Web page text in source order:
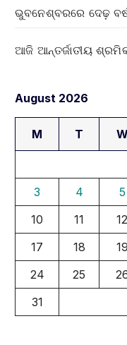
ଭୁବନେଶ୍ବରରେ ଦେଢ଼
ଆଜି ଆନ୍ତର୍ଜାତୀୟ
August 2026
M T W
3
4 5
10
11 12
17
18 19
24
25
31